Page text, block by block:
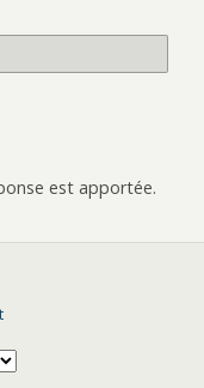
est apportée.